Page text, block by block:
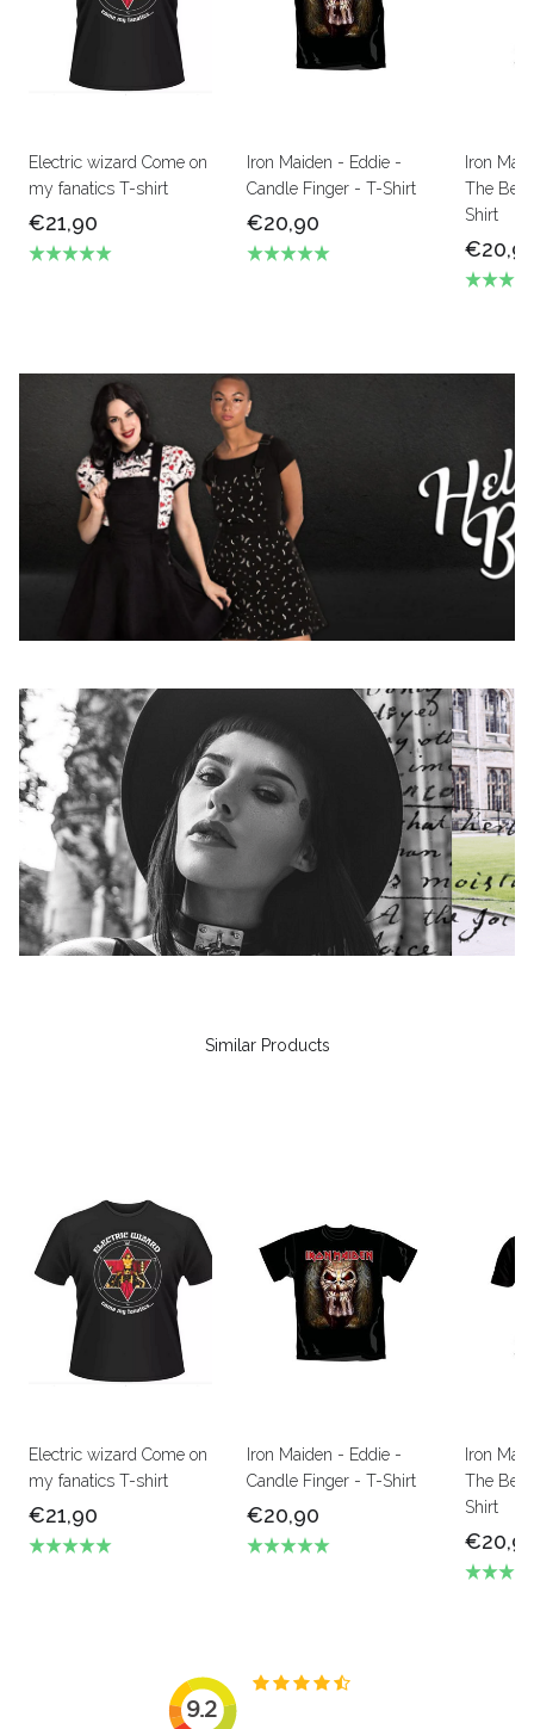
Electric wizard Come on
my fanatics T-shirt
€21,90
Iron Maiden - Eddie -
Candle Finger - T-Shirt
€20,90
Iron
The
Shirt
Similar Products
Electric wizard Come on
my fanatics T-shirt
€21,90
Iron Maiden - Eddie -
Candle Finger - T-Shirt
€20,90
Iron
The
Shirt